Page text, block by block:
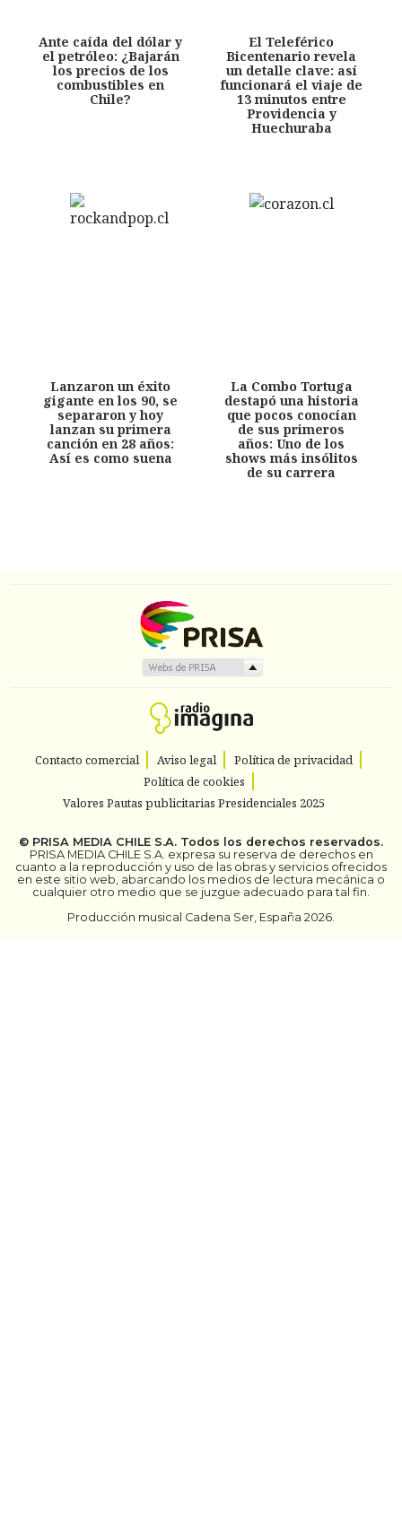
Ante caída del dólar y
el petróleo: ¿Bajarán
los precios de los
combustibles en
Chile?
El Teleférico
Bicentenario revela
un detalle clave: así
funcionará el viaje de
13 minutos entre
Providencia y
Huechuraba
Lanzaron un éxito
gigante en los 90, se
separaron y hoy
lanzan su primera
canción en 28 años:
Así es como suena
La Combo Tortuga
destapó una historia
que pocos conocían
de sus primeros
años: Uno de los
shows más insólitos
de su carrera
Contacto comercial Aviso legal
Política de privacidad
Política de cookies
Valores Pautas publicitarias Presidenciales 2025
© PRISA MEDIA CHILE S.A. Todos los derechos reservados.
PRISA MEDIA CHILE S.A. expresa su reserva de derechos en
cuanto a la reproducción y uso de las obras y servicios ofrecidos
en este sitio web, abarcando los medios de lectura mecánica o
cualquier otro medio que se juzgue adecuado para tal fin.
Producción musical Cadena Ser, España 2026.